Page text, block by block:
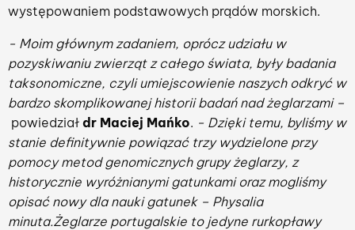
występowaniem podstawowych prądów morskich.
- Moim głównym zadaniem, oprócz udziału w
pozyskiwaniu zwierząt z całego świata, były badania
taksonomiczne, czyli umiejscowienie naszych odkryć w
bardzo skomplikowanej historii badań nad żeglarzami –
powiedział dr Maciej Mańko. - Dzięki temu, byliśmy w
stanie definitywnie powiązać trzy wydzielone przy
pomocy metod genomicznych grupy żeglarzy, z
historycznie wyróżnianymi gatunkami oraz mogliśmy
opisać nowy dla nauki gatunek – Physalia
minuta.Żeglarze portugalskie to jedyne rurkopławy